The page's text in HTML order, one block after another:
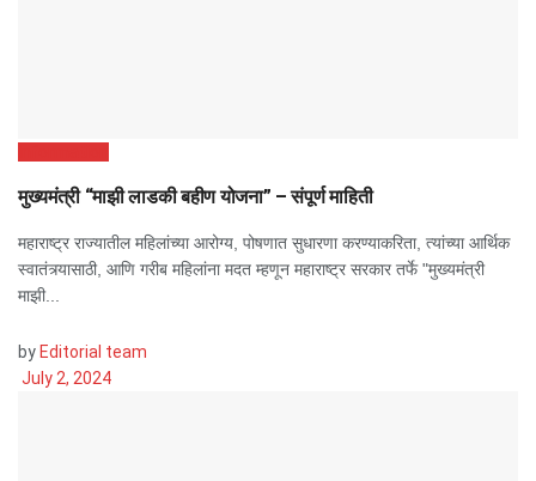
मुख्यमंत्री “माझी लाडकी बहीण योजना” – संपूर्ण माहिती
महाराष्ट्र राज्यातील महिलांच्या आरोग्य, पोषणात सुधारणा करण्याकरिता, त्यांच्या आर्थिक
स्वातंत्र्यासाठी, आणि गरीब महिलांना मदत म्हणून महाराष्ट्र सरकार तर्फे "मुख्यमंत्री
माझी...
by Editorial team
July 2, 2024